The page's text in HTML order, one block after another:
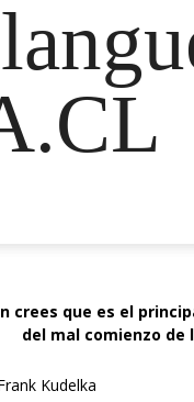
crees que es el
del mal comienzo de
Kudelka